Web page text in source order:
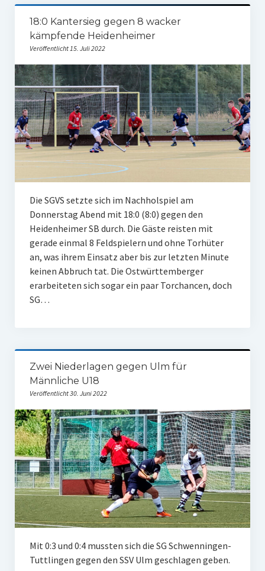
18:0 Kantersieg gegen 8 wacker
kämpfende Heidenheimer
Veröffentlicht 15. Juli 2022
Die SGVS setzte sich im Nachholspiel am
Donnerstag Abend mit 18:0 (8:0) gegen den
Heidenheimer SB durch. Die Gäste reisten mit
gerade einmal 8 Feldspielern und ohne Torhüter
an, was ihrem Einsatz aber bis zur letzten Minute
keinen Abbruch tat. Die Ostwürttemberger
erarbeiteten sich sogar ein paar Torchancen, doch
SG…
Zwei Niederlagen gegen Ulm für
Männliche U18
Veröffentlicht 30. Juni 2022
Mit 0:3 und 0:4 mussten sich die SG Schwenningen-
Tuttlingen gegen den SSV Ulm geschlagen geben.